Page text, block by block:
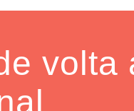
volta